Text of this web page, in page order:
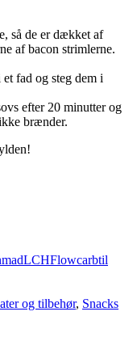
så de er dækket af
af bacon strimlerne.
fad og steg dem i
efter 20 minutter og
brænder.
LCHFlowcarbtil
og tilbehør, Snacks